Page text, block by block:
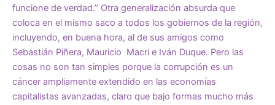
funcione de verdad.” Otra generalización absurda que
coloca en el mismo saco a todos los gobiernos de la región,
incluyendo, en buena hora, al de sus amigos como
Sebastián Piñera, Mauricio Macri e Iván Duque. Pero las
cosas no son tan simples porque la corrupción es un
cáncer ampliamente extendido en las economías
capitalistas avanzadas, claro que bajo formas mucho más